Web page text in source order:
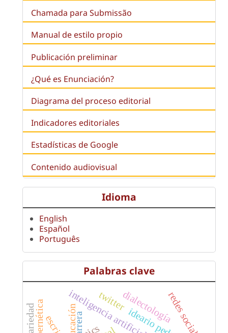
Chamada para Submissão
Manual de estilo propio
Publicación preliminar
¿Qué es Enunciación?
Diagrama del proceso editorial
Indicadores editoriales
Estadísticas de Google
Contenido audiovisual
Idioma
English
Español
Português
Palabras clave
educación
inteligencia artificial redes sociales
dialectología
twitter
cibernética carrera